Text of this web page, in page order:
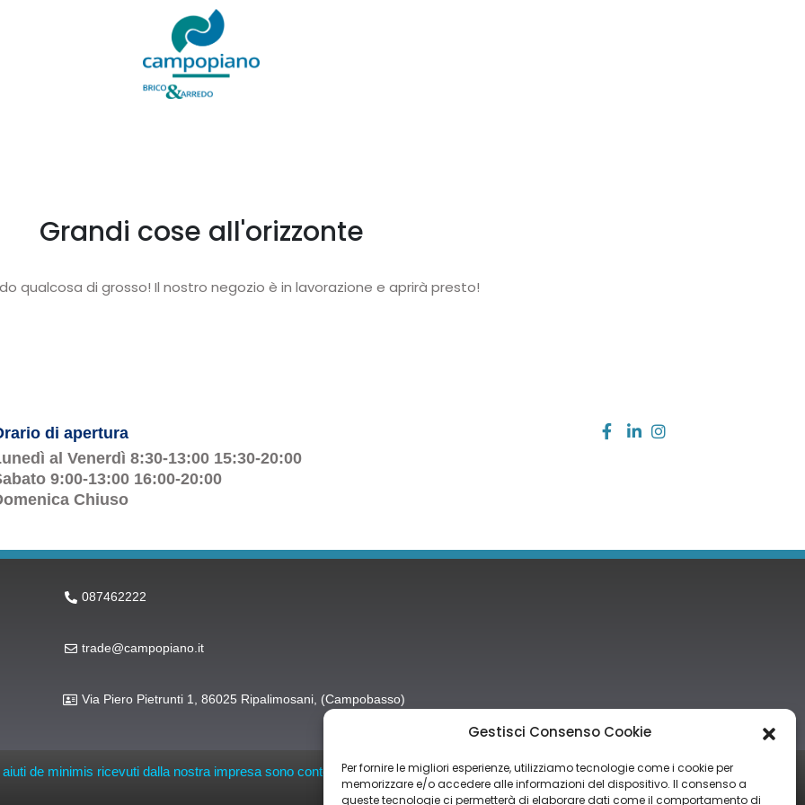
Gestisci Consenso Cookie
Per fornire le migliori esperienze, utilizziamo tecnologie come i cookie per
memorizzare e/o accedere alle informazioni del dispositivo. Il consenso a
queste tecnologie ci permetterà di elaborare dati come il comportamento di
Grandi cose all'orizzonte
qualcosa di grosso! Il nostro negozio è in lavorazione e aprirà presto!
di apertura
al Venerdì 8:30-13:00 15:30-20:00
9:00-13:00 16:00-20:00
Chiuso
087462222
trade@campopiano.it
Via Piero Pietrunti 1, 86025 Ripalimosani, (Campobasso)
de minimis ricevuti dalla nostra impresa sono contenuti nel Registro nazionale degli aiuti di Stato di cui all’art. 52 della L. 234/2012” e